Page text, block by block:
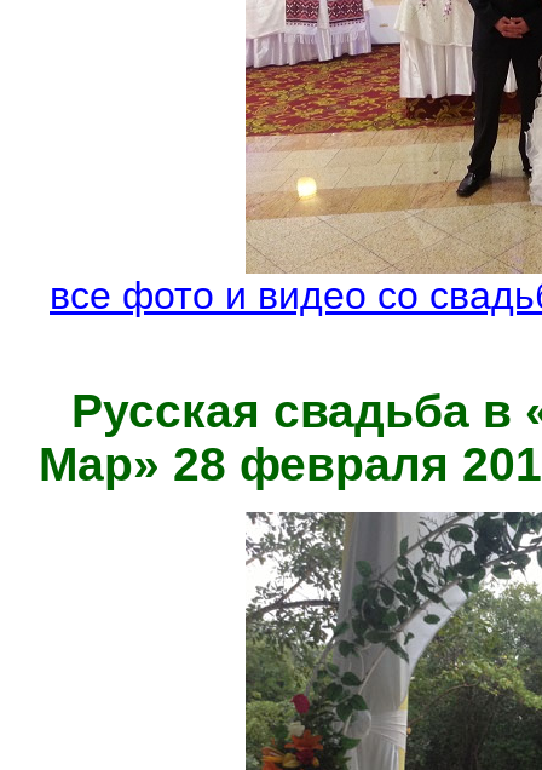
все фото и видео со
Русская свадьба в
Мар» 28 февраля